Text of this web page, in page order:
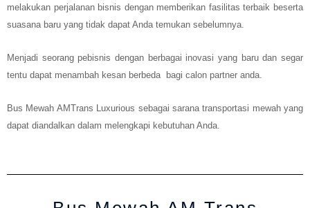
melakukan perjalanan bisnis dengan memberikan fasilitas terbaik beserta
suasana baru yang tidak dapat Anda temukan sebelumnya.
Menjadi seorang pebisnis dengan berbagai inovasi yang baru dan segar
tentu dapat menambah kesan berbeda bagi calon partner anda.
Bus Mewah AMTrans Luxurious sebagai sarana transportasi mewah yang
dapat diandalkan dalam melengkapi kebutuhan Anda.